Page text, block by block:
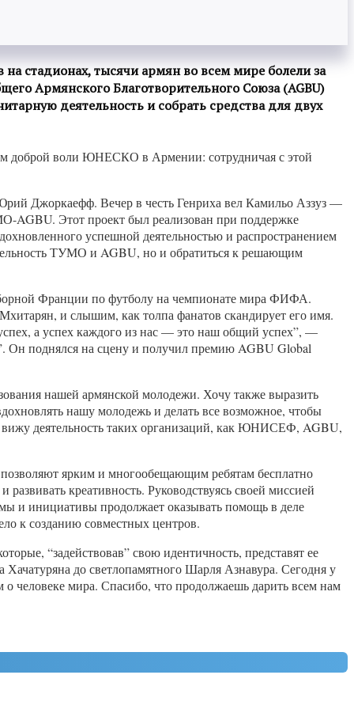
стадионах, тысячи армян во всем мире болели за
Армянского Благотворительного Союза (AGBU)
деятельность и собрать средства для двух
доброй воли ЮНЕСКО в Армении: сотрудничая с этой
Джоркаефф. Вечер в честь Генриха вел Камильо Аззуз —
AGBU. Этот проект был реализован при поддержке
успешной деятельностью и распространением
ТУМО и AGBU, но и обратиться к решающим
Франции по футболу на чемпионате мира ФИФА.
и слышим, как толпа фанатов скандирует его имя.
а успех каждого из нас — это наш общий успех”, —
Он поднялся на сцену и получил премию AGBU Global
нашей армянской молодежи. Хочу также выразить
нашу молодежь и делать все возможное, чтобы
вижу деятельность таких организаций, как ЮНИСЕФ, AGBU,
ярким и многообещающим ребятам бесплатно
креативность. Руководствуясь своей миссией
и инициативы продолжает оказывать помощь в деле
к созданию совместных центров.
“задействовав” свою идентичность, представят ее
до светлопамятного Шарля Азнавура. Сегодня у
человеке мира. Спасибо, что продолжаешь дарить всем нам